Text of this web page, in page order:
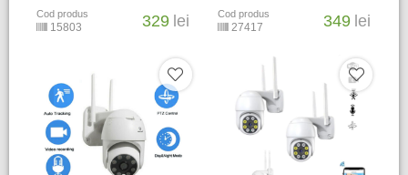
Cod produs
15803 329 lei Cod produs
27417 349 lei